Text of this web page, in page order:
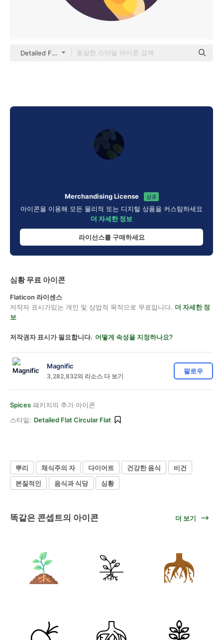
Detailed Flat Circular Flat
Merchandising License 신규
아이콘을 이용해 모든 물리적 또는 디지털 상품을 커스텀하세요
더 자세한 정보
라이선스를 구매하세요
심황 무료 아이콘
Flaticon 라이센스
저작자 표시가있는 개인 및 상업적 목적으로 무료입니다. 더 자세한 정
보
저작권자 표시가 필요합니다. 어떻게 속성을 지정하나요?
Magnific
3,282,832의 리소스 다 보기
팔로우
Spices 패키지의 추가 아이콘
스타일: Detailed Flat Circular Flat
뿌리 채식주의 자 다이어트 건강한 음식
비건
본질적인
음식과 식당 심황
똑같은 콘셉트의 아이콘 더 보기